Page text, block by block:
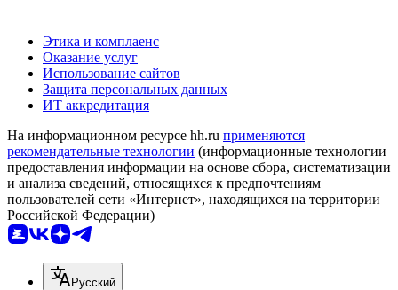
Этика и комплаенс
Оказание услуг
Использование сайтов
Защита персональных данных
ИТ аккредитация
На информационном ресурсе hh.ru применяются
рекомендательные технологии (информационные технологии
предоставления информации на основе сбора, систематизации
и анализа сведений, относящихся к предпочтениям
пользователей сети «Интернет», находящихся на территории
Российской Федерации)
Русский